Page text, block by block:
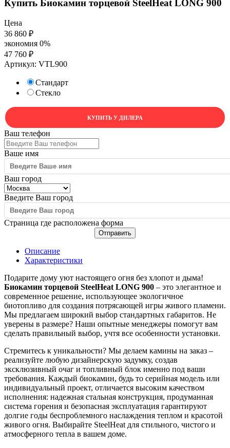
Купить Биокамин торцевой SteelHeat LONG 900
Цена
36 860 ₽
экономия 0%
47 760 ₽
Артикул: VTL900
Стандарт
Стекло
КУПИТЬ У ДИЛЕРА
Ваш телефон
Ваше имя
Ваш город
Введите Ваш город
Страница где расположена форма
Отправить
Описание
Характеристики
Подарите дому уют настоящего огня без хлопот и дыма!
Биокамин торцевой SteelHeat LONG 900 – это элегантное и
современное решение, использующее экологичное
биотопливо для создания потрясающей игры живого пламени.
Мы предлагаем широкий выбор стандартных габаритов. Не
уверены в размере? Наши опытные менеджеры помогут вам
сделать правильный выбор, учтя все особенности установки.
Стремитесь к уникальности? Мы делаем камины на заказ –
реализуйте любую дизайнерскую задумку, создав
эксклюзивный очаг и топливный блок именно под ваши
требования. Каждый биокамин, будь то серийная модель или
индивидуальный проект, отличается высоким качеством
исполнения: надежная стальная конструкция, продуманная
система горения и безопасная эксплуатация гарантируют
долгие годы беспроблемного наслаждения теплом и красотой
живого огня. Выбирайте SteelHeat для стильного, чистого и
атмосферного тепла в вашем доме.